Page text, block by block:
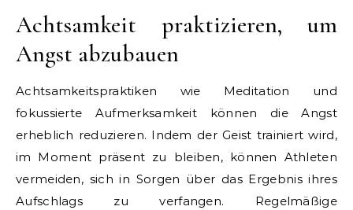
Achtsamkeit praktizieren, um
Angst abzubauen
Achtsamkeitspraktiken wie Meditation und
fokussierte Aufmerksamkeit können die Angst
erheblich reduzieren. Indem der Geist trainiert wird,
im Moment präsent zu bleiben, können Athleten
vermeiden, sich in Sorgen über das Ergebnis ihres
Aufschlags zu verfangen. Regelmäßige